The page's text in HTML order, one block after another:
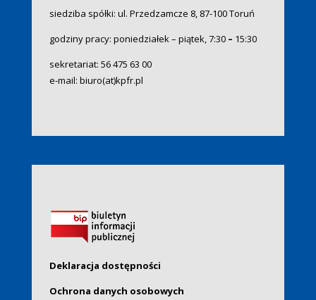
siedziba spółki: ul. Przedzamcze 8, 87-100 Toruń
godziny pracy: poniedziałek – piątek, 7:30– 15:30
sekretariat: 56 475 63 00
e-mail: biuro(at)kpfr.pl
Deklaracja dostępności
Ochrona danych osobowych